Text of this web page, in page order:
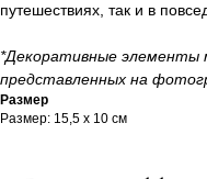
путешествиях, так и в
*Декоративные элементы
представленных на
Размер
Размер: 15,5 х 10 см